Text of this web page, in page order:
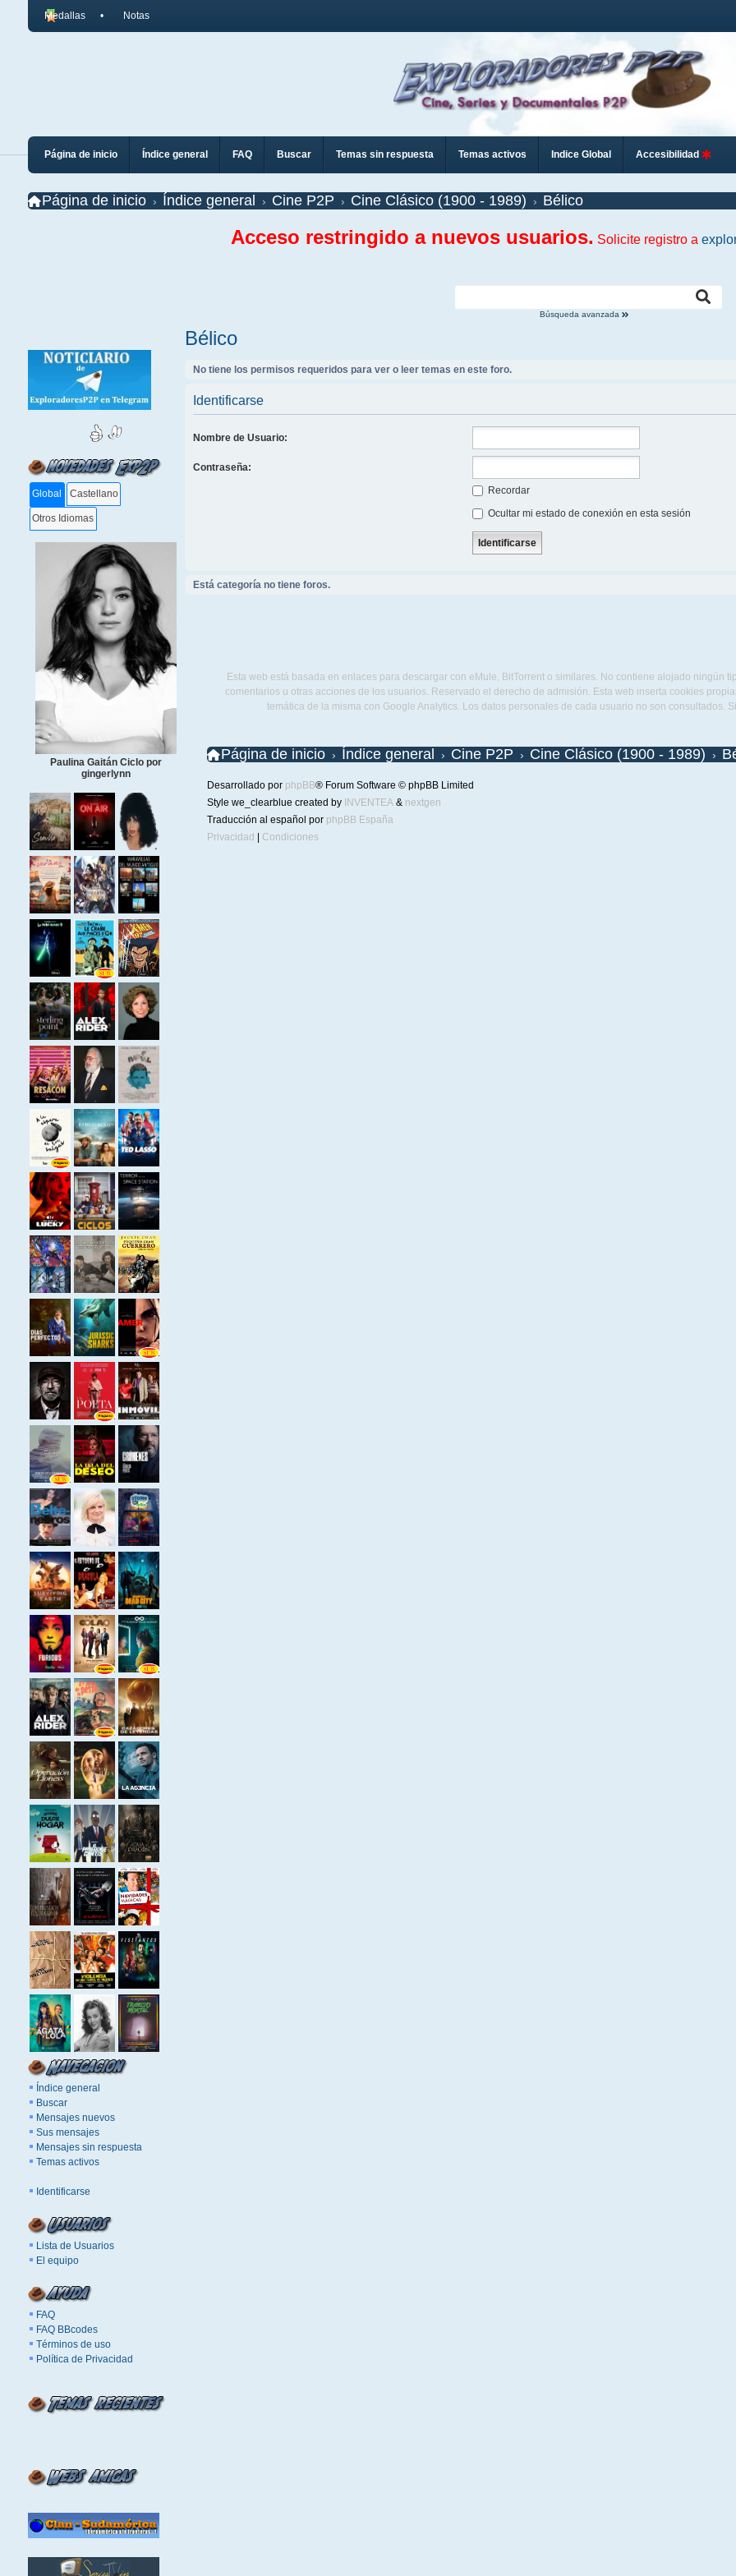
Medallas Notas
Página de inicio Índice general FAQ Buscar Temas sin respuesta Temas activos Indice Global Accesibilidad
Página de inicio Índice general Cine P2P Cine Clásico (1900 - 1989) Bélico
Acceso restringido a nuevos usuarios. Solicite registro a
Búsqueda avanzada
Global Castellano
Otros Idiomas
Paulina Gaitán Ciclo por
gingerlynn
Índice general
Buscar
Mensajes nuevos
Sus mensajes
Mensajes sin respuesta
Temas activos
Identificarse
Lista de Usuarios
El equipo
FAQ
FAQ BBcodes
Términos de uso
Política de Privacidad
Bélico
No tiene los permisos requeridos para ver o leer temas en este foro.
Identificarse
Nombre de Usuario:
Contraseña:
Recordar
Ocultar mi estado de conexión en esta sesión
Está categoría no tiene foros.
Esta web está basada en enlaces para descargar con eMule, BitTorrent o similares. No contiene alojado ningún
comentarios u otras acciones de los usuarios. Reservado el derecho de admisión. Esta web inserta cookies
temática de la misma con Google Analytics. Los datos personales de cada usuario no son consultados.
Página de inicio Índice general Cine P2P Cine Clásico (1900 - 1989)
Desarrollado por phpBB® Forum Software © phpBB Limited
Style we_clearblue created by INVENTEA& nextgen
Traducción al español por phpBB España
Privacidad
Condiciones